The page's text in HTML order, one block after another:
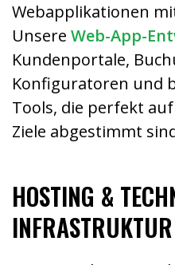
Webapplikationen
Unsere Web-App-
Kundenportale,
Konfiguratoren und
Tools, die perfekt
Ziele abgestimmt
HOSTING &
INFRASTRUKTUR